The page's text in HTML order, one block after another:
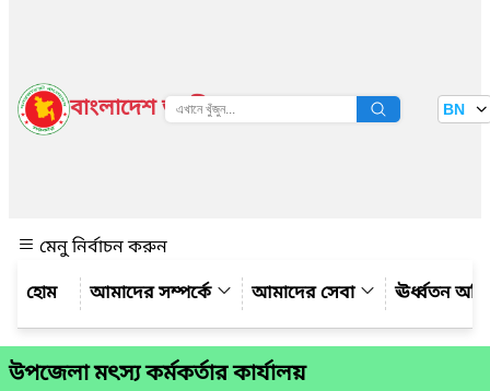
বাংলাদেশ জাতীয় তথ্য বাতায়ন BN
মেনু নির্বাচন করুন
আমাদের সম্পর্কে
আমাদের সেবা ঊর্ধ্বতন
উপজেলা মৎস্য কর্মকর্তার কার্যালয়